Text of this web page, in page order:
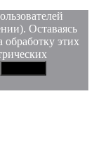
Оставаясь
обработку этих